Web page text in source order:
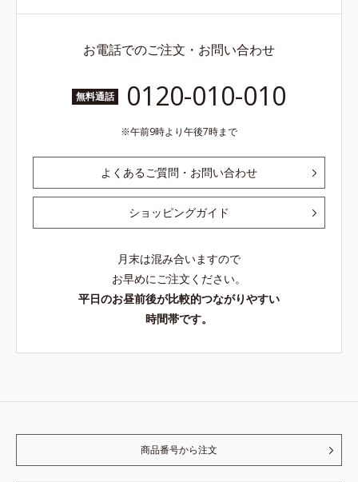
お電話でのご注文・お問い合わせ
無料通話 0120-010-010
午前9時より午後7時まで
よくあるご質問・お問い合わせ
ショッピングガイド
月末は混み合いますので
お早めにご注文ください。
平日のお昼前後が比較的つながりやすい
時間帯です。
商品番号から注文